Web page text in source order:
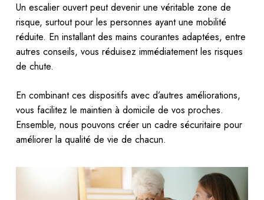
Un escalier ouvert peut devenir une véritable zone de
risque, surtout pour les personnes ayant une mobilité
réduite. En installant des mains courantes adaptées, entre
autres conseils, vous réduisez immédiatement les risques
de chute.
En combinant ces dispositifs avec d’autres améliorations,
vous facilitez le maintien à domicile de vos proches.
Ensemble, nous pouvons créer un cadre sécuritaire pour
améliorer la qualité de vie de chacun.